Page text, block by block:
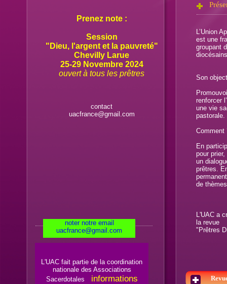
L’Union
est une
groupant
Son
renforcer
une vie
pastorale.
Comment
En
pour
un
prêtres.
de
L'UAC a
la revue
"Prêtres
L'UAC fait partie de la coordination
nationale des Associations
Sacerdotales
informations
noter notre email
uacfrance@gmail.com
Prenez note :
Session
"Dieu, l'argent et la pauvreté"
Chevilly Larue
25-29 Novembre 2024
ouvert à tous les prêtres
contact
uacfrance@gmail.com